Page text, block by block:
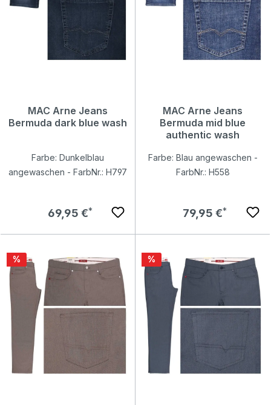
MAC Arne Jeans
Bermuda dark blue wash
Farbe: Dunkelblau
angewaschen - FarbNr.: H797
Regulärer Preis:
69,95 €
MAC Arne Jeans
Bermuda mid blue
authentic wash
Farbe: Blau angewaschen -
FarbNr.: H558
Regulärer Preis:
79,95 €
Rabatt
% Rabatt
%